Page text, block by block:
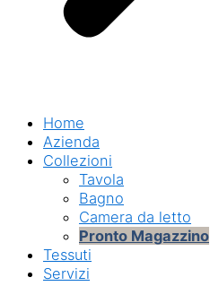
Home
Azienda
Collezioni
Tavola
Bagno
Camera da letto
Pronto Magazzino
Tessuti
Servizi